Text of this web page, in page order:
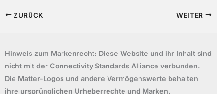
ZURÜCK WEITER
Hinweis zum Markenrecht: Diese Website und ihr Inhalt sind
nicht mit der Connectivity Standards Alliance verbunden.
Die Matter-Logos und andere Vermögenswerte behalten
ihre ursprünglichen Urheberrechte und Marken.